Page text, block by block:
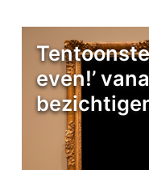
even!’